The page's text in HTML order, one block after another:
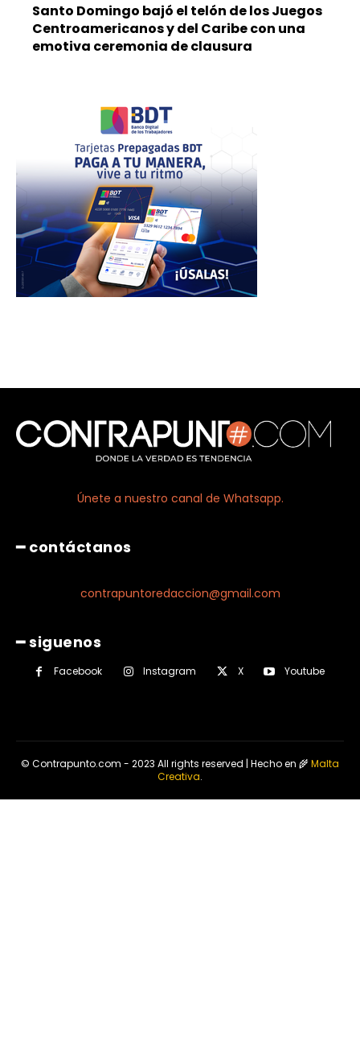
Santo Domingo bajó el telón de los Juegos
Centroamericanos y del Caribe con una
emotiva ceremonia de clausura
Únete a nuestro canal de Whatsapp.
━ contáctanos
contrapuntoredaccion@gmail.com
━ siguenos
Facebook Instagram X Youtube
© Contrapunto.com - 2023 All rights reserved | Hecho en 🌾Malta
Creativa.